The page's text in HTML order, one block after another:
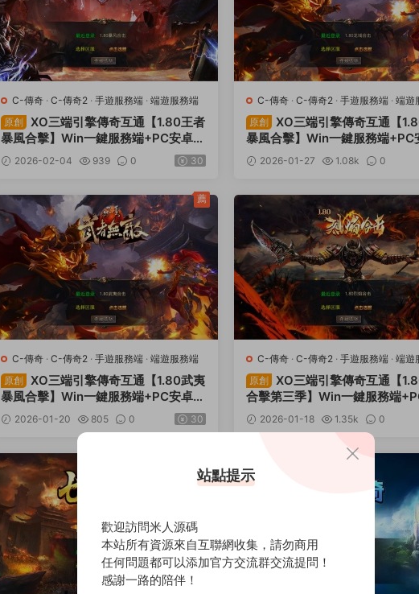
C-傳奇 · C-傳奇2 · 手遊服務端 · 端遊服務端
原創
XO三端引擎傳奇互通【1.80王者
暴風合擊】Win一鍵服務端+PC安卓蘋
果三端+加密工具+視頻架設教程
2026-02-04 939 0 30
C-傳奇 · C-傳奇2 · 手遊服務端 · 端遊
原創
XO三端引擎傳奇互通【
暴風合擊】Win一鍵服務端+PC
果三端+加密工具+視頻架設教程
2026-01-27 1.08k 0
C-傳奇 · C-傳奇2 · 手遊服務端 · 端遊服務端
原創
XO三端引擎傳奇互通【1.80武夷
暴風合擊】Win一鍵服務端+PC安卓蘋
果三端+加密工具+視頻架設教程
2026-01-20 805 0 30
薦
C-傳奇 · C-傳奇2 · 手遊服務端 · 端遊
原創
XO三端引擎傳奇互通【
合擊第三季】Win一鍵服務端
蘋果三端+加密工具+視頻架設
2026-01-18 1.35k 0
站點提示
歡迎訪問米人源碼
本站所有資源來自互聯網收集，請勿商用
任何問題都可以添加官方交流群交流提問！
感謝一路的陪伴！